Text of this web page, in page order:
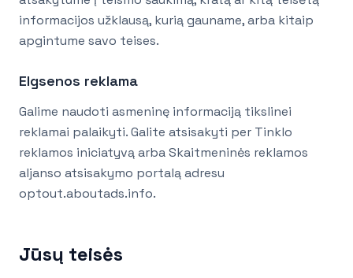
informacijos užklausą, kurią gauname, arba kitaip
apgintume savo teises.
Elgsenos reklama
Galime naudoti asmeninę informaciją tikslinei
reklamai palaikyti. Galite atsisakyti per Tinklo
reklamos iniciatyvą arba Skaitmeninės reklamos
aljanso atsisakymo portalą adresu
optout.aboutads.info.
Jūsų teisės